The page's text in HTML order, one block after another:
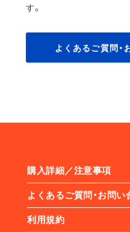
す。
よくあるご質問・
購入詳細／注意事項
よくあるご質問・お問い
利用規約